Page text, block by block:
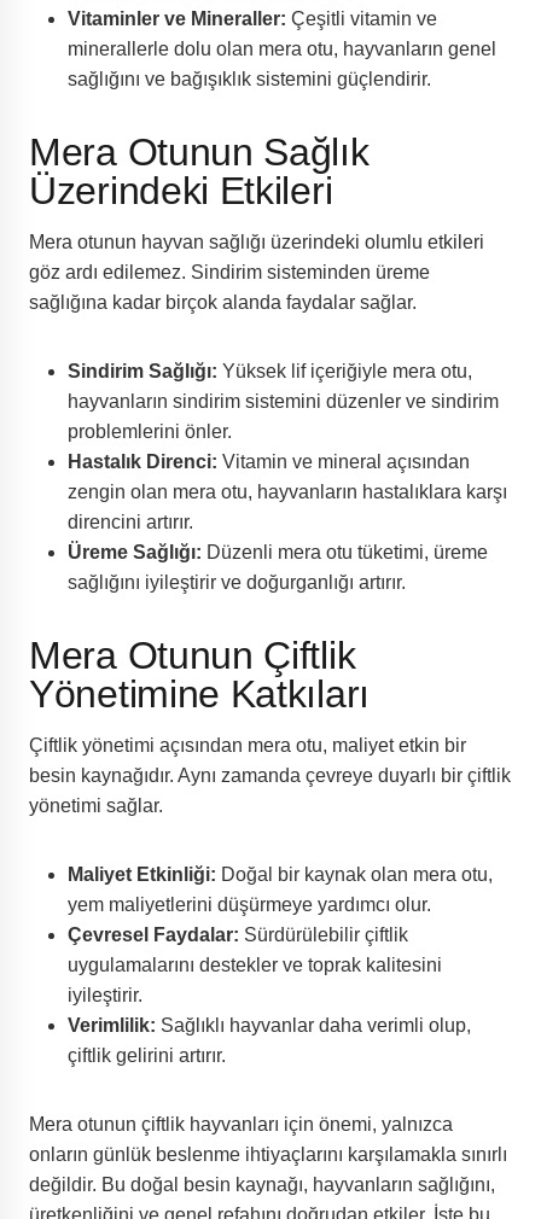
Vitaminler ve Mineraller: Çeşitli vitamin ve
minerallerle dolu olan mera otu, hayvanların genel
sağlığını ve bağışıklık sistemini güçlendirir.
Mera Otunun Sağlık
Üzerindeki Etkileri
Mera otunun hayvan sağlığı üzerindeki olumlu etkileri
göz ardı edilemez. Sindirim sisteminden üreme
sağlığına kadar birçok alanda faydalar sağlar.
Sindirim Sağlığı: Yüksek lif içeriğiyle mera otu,
hayvanların sindirim sistemini düzenler ve sindirim
problemlerini önler.
Hastalık Direnci: Vitamin ve mineral açısından
zengin olan mera otu, hayvanların hastalıklara karşı
direncini artırır.
Üreme Sağlığı: Düzenli mera otu tüketimi, üreme
sağlığını iyileştirir ve doğurganlığı artırır.
Mera Otunun Çiftlik
Yönetimine Katkıları
Çiftlik yönetimi açısından mera otu, maliyet etkin bir
besin kaynağıdır. Aynı zamanda çevreye duyarlı bir çiftlik
yönetimi sağlar.
Maliyet Etkinliği: Doğal bir kaynak olan mera otu,
yem maliyetlerini düşürmeye yardımcı olur.
Çevresel Faydalar: Sürdürülebilir çiftlik
uygulamalarını destekler ve toprak kalitesini
iyileştirir.
Verimlilik: Sağlıklı hayvanlar daha verimli olup,
çiftlik gelirini artırır.
Mera otunun çiftlik hayvanları için önemi, yalnızca
onların günlük beslenme ihtiyaçlarını karşılamakla sınırlı
değildir. Bu doğal besin kaynağı, hayvanların sağlığını,
üretkenliğini ve genel refahını doğrudan etkiler. İşte bu